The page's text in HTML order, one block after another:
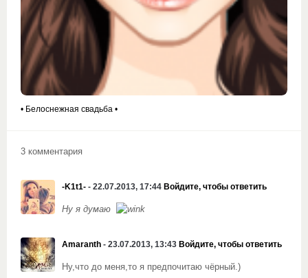
• Белоснежная свадьба •
3 комментария
-K1t1- - 22.07.2013, 17:44 Войдите, чтобы ответить
Ну я думаю
Amaranth - 23.07.2013, 13:43 Войдите, чтобы ответить
Ну,что до меня,то я предпочитаю чёрный.)